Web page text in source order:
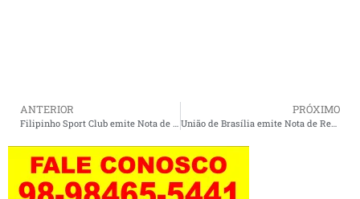
ANTERIOR
Filipinho Sport Club emite Nota de Repúdio contra atos do União de Brasília
PRÓXIMO
União de Brasília emite Nota de Repúdio e Esclarecimento contra Filipinho Sport Clube.